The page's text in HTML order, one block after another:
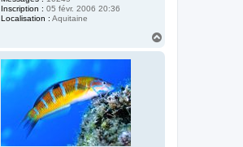
Inscription : 05 févr. 2006 20:36
Localisation : Aquitaine